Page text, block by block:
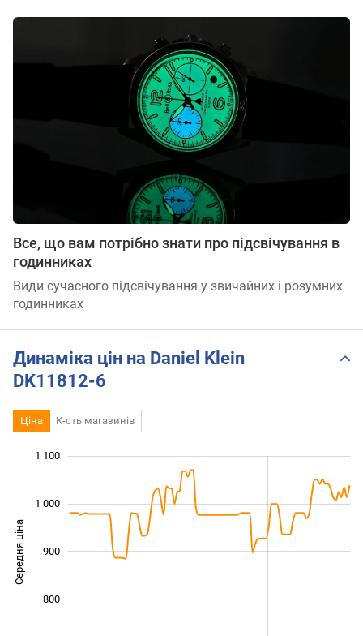
Все, що вам потрібно знати про підсвічування в
годинниках
Види сучасного підсвічування у звичайних і розумних
годинниках
Динаміка цін на Daniel Klein
DK11812-6
Ціна К-сть магазинів
Середня ціна 1 000
800
900
1 000
1 100